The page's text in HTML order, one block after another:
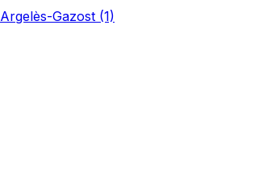
Argelès-Gazost (1)